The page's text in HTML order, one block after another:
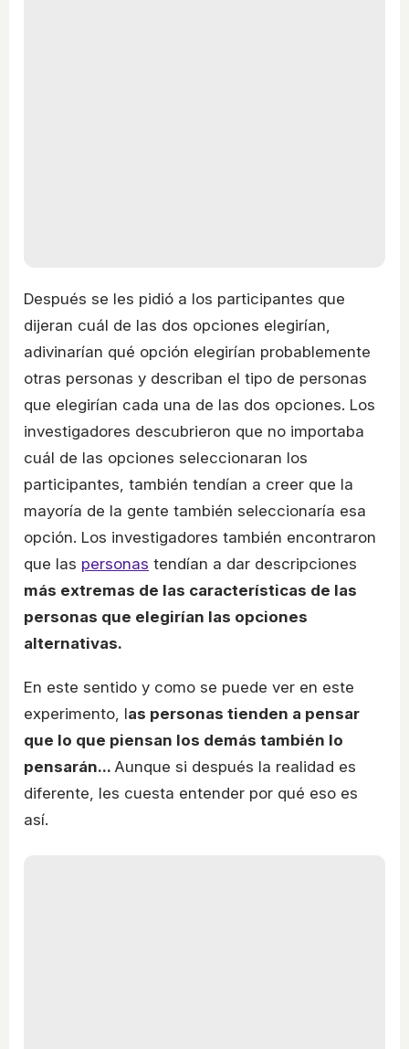
Después se les pidió a los participantes que
dijeran cuál de las dos opciones elegirían,
adivinarían qué opción elegirían probablemente
otras personas y describan el tipo de personas
que elegirían cada una de las dos opciones. Los
investigadores descubrieron que no importaba
cuál de las opciones seleccionaran los
participantes, también tendían a creer que la
mayoría de la gente también seleccionaría esa
opción. Los investigadores también encontraron
que las personas tendían a dar descripciones
más extremas de las características de las
personas que elegirían las opciones
alternativas.
En este sentido y como se puede ver en este
experimento, las personas tienden a pensar
que lo que piensan los demás también lo
pensarán... Aunque si después la realidad es
diferente, les cuesta entender por qué eso es
así.